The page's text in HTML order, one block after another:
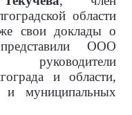
области
свои доклады о
ООО
руководители
и области,
и муниципальных